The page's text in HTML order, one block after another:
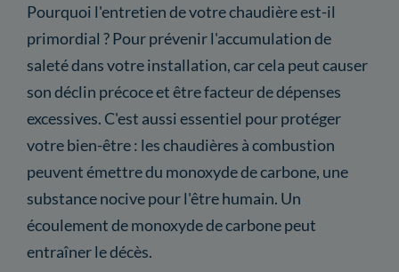
Pourquoi l'entretien de votre chaudière est-il
primordial ? Pour prévenir l'accumulation de
saleté dans votre installation, car cela peut causer
son déclin précoce et être facteur de dépenses
excessives. C'est aussi essentiel pour protéger
votre bien-être : les chaudières à combustion
peuvent émettre du monoxyde de carbone, une
substance nocive pour l'être humain. Un
écoulement de monoxyde de carbone peut
entraîner le décès.